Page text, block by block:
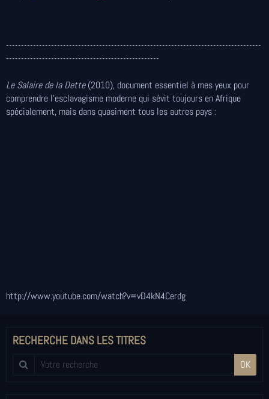
-------------------------------------------------------------------------------------
---------------------------------------------------
Le Salaire de la Dette(2010), document essentiel à mes yeux pour
comprendre l'esclavagisme moderne qui sévit toujours en Afrique
spécialement, mais dans quasiment tous les autres pays :
http://www.youtube.com/watch?v=vD4kN4Cerdg
RECHERCHE DANS LES TITRES
OK